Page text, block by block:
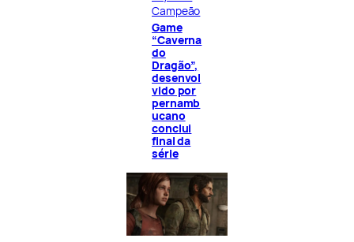
Campeão
Game
“Caverna
do
Dragão”,
desenvol
vido por
pernamb
ucano
conclui
final da
série